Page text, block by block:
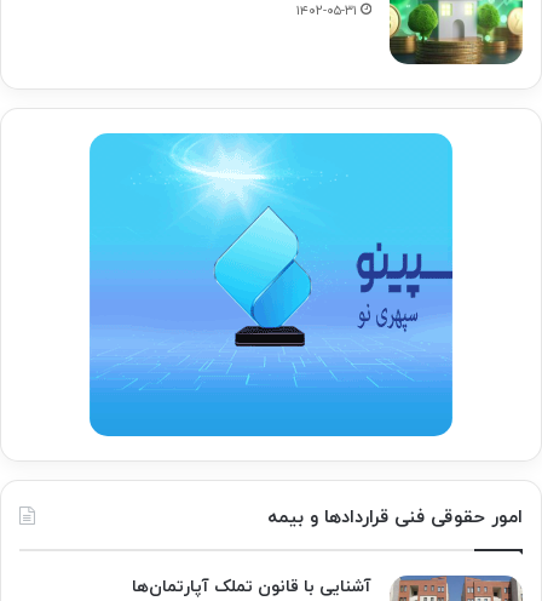
۱۴۰۲-۰۵-۳۱
امور حقوقی فنی قراردادها و بیمه
آشنایی با قانون تملک آپارتمان‌ها